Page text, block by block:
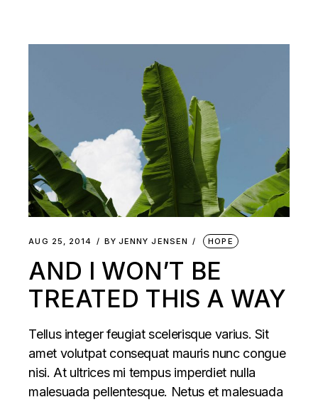
AUG 25, 2014 BY JENNY JENSEN HOPE
AND I WON’T BE
TREATED THIS A WAY
Tellus integer feugiat scelerisque varius. Sit
amet volutpat consequat mauris nunc congue
nisi. At ultrices mi tempus imperdiet nulla
malesuada pellentesque. Netus et malesuada